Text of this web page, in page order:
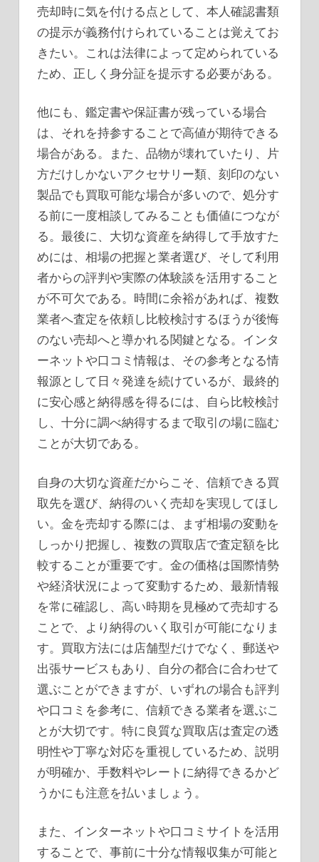
売却時に気を付ける点として、本人確認書類
の提示が義務付けられていることは覚えてお
きたい。これは法律によって定められている
ため、正しく身分証を提示する必要がある。
他にも、鑑定書や保証書が残っている場合
は、それを持参することで高値が期待できる
場合がある。また、品物が壊れていたり、片
方だけしかないアクセサリー類、刻印のない
製品でも買取可能な場合が多いので、処分す
る前に一度相談してみることも価値につなが
る。最後に、大切な資産を納得して手放すた
めには、相場の把握と業者選び、そして利用
者からの評判や実際の体験談を活用すること
が不可欠である。時間に余裕があれば、複数
業者へ査定を依頼し比較検討するほうが後悔
のない売却へと導かれる関鍵となる。インタ
ーネットや口コミ情報は、その参考となる情
報源として日々発達を続けているが、最終的
に安心感と納得感を得るには、自ら比較検討
し、十分に調べ納得するまで取引の場に臨む
ことが大切である。
自身の大切な資産だからこそ、信頼できる買
取先を選び、納得のいく売却を実現してほし
い。金を売却する際には、まず相場の変動を
しっかり把握し、複数の買取店で査定額を比
較することが重要です。金の価格は国際情勢
や経済状況によって変動するため、最新情報
を常に確認し、高い時期を見極めて売却する
ことで、より納得のいく取引が可能になりま
す。買取方法には店舗型だけでなく、郵送や
出張サービスもあり、自分の都合に合わせて
選ぶことができますが、いずれの場合も評判
や口コミを参考に、信頼できる業者を選ぶこ
とが大切です。特に良質な買取店は査定の透
明性や丁寧な対応を重視しているため、説明
が明確か、手数料やレートに納得できるかど
うかにも注意を払いましょう。
また、インターネットや口コミサイトを活用
することで、事前に十分な情報収集が可能と